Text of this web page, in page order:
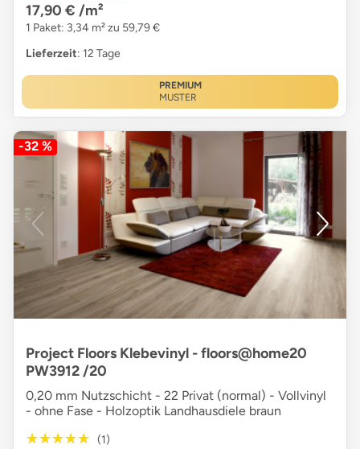
17,90 € /m²
1 Paket: 3,34 m² zu 59,79 €
Lieferzeit: 12 Tage
PREMIUM
MUSTER
-32 %
Project Floors Klebevinyl - floors@home20
PW3912 /20
0,20 mm Nutzschicht - 22 Privat (normal) - Vollvinyl
- ohne Fase - Holzoptik Landhausdiele braun
★★★★★
★★★★★ (1)